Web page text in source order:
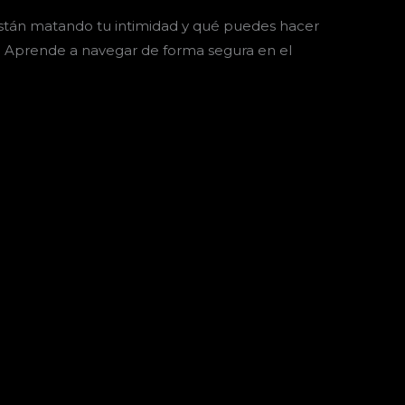
matando tu intimidad y qué puedes hacer
a navegar de forma segura en el